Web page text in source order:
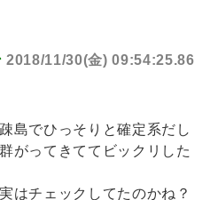
2018/11/30(金) 09:54:25.86
島でひっそりと確定系だし
がってきててビックリした
はチェックしてたのかね？